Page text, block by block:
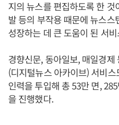
지의 뉴스를 편집하도록 한
발 등의 부작용 때문에 뉴스
성장하는 데 큰 도움이 된 서
경향신문, 동아일보, 매일경
(디지털뉴스 아카이브) 서비
인력을 투입해 총 53만 면,
을 진행했다.